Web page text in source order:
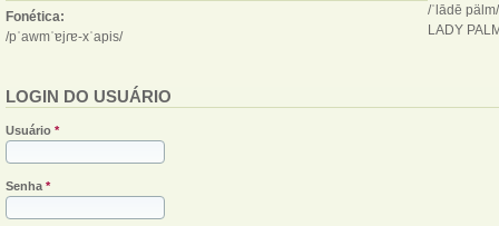
Fonética:
/pˈawmˈɐjɾɐ-xˈapis/
/ˈlādē pälm/
LADY
LOGIN DO USUÁRIO
Usuário *
Senha *